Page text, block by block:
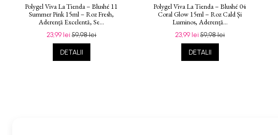
Polygel Viva La Tienda – Blushé 11
Summer Pink 15ml – Roz Fresh,
Aderență Excelentă, Se...
23,99 lei59,98 lei
DETALII
Polygel Viva La Tienda – Blushé 04
Coral Glow 15ml – Roz Cald Și
Luminos, Aderență...
23,99 lei59,98 lei
DETALII